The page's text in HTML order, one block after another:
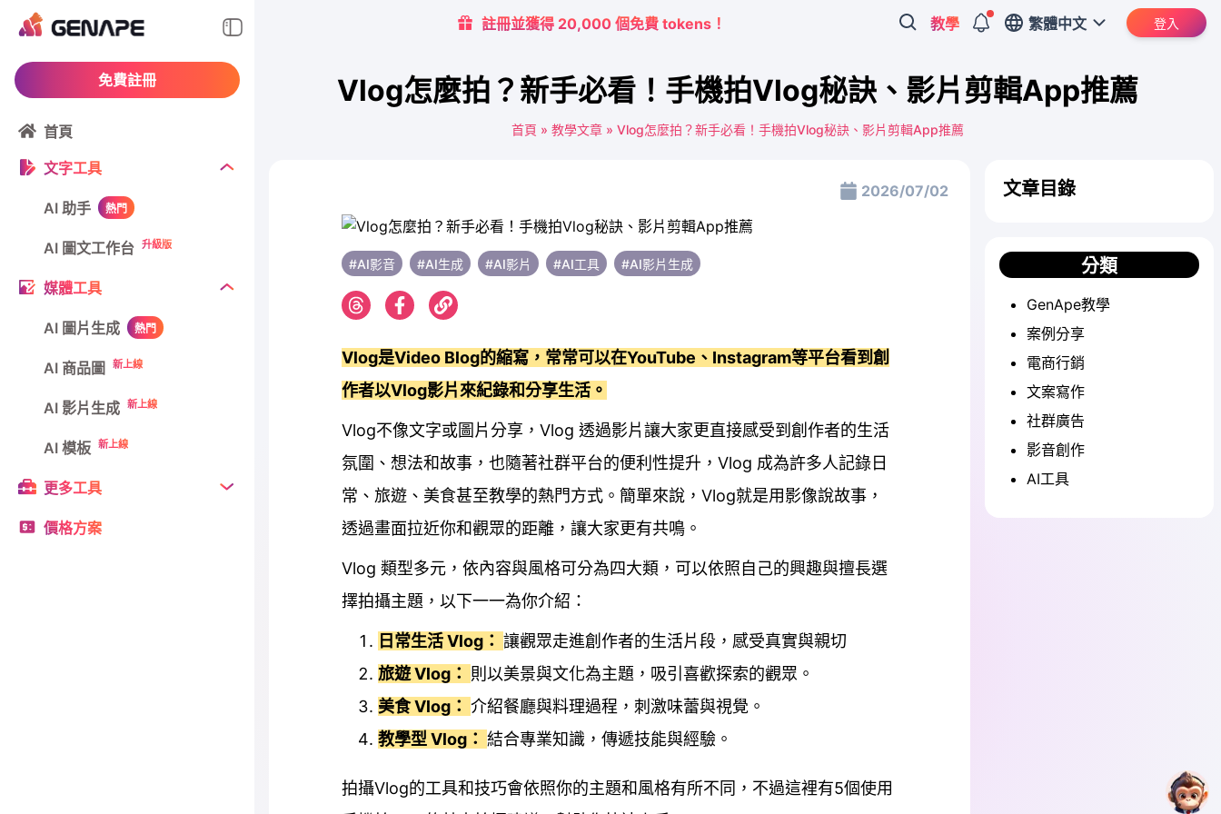
免費註冊
首頁
文字工具
AI 助手 熱門
AI 圖文工作台 升級版
媒體工具
AI 圖片生成 熱門
AI 商品圖 新上線
AI 影片生成 新上線
AI 模板 新上線
更多工具
價格方案
註冊並獲得 20,000 個免費 tokens！ 教學 繁體中文 登入
Vlog怎麼拍？新手必看！手機拍Vlog秘訣、影片剪輯App推薦
首頁 » 教學文章 » Vlog怎麼拍？新手必看！手機拍Vlog秘訣、影片剪輯App推薦
2026/07/02
#AI影音 #AI生成 #AI影片 #AI工具 #AI影片生成
Vlog是Video Blog的縮寫，常常可以在YouTube、Instagram等平台看到創
作者以Vlog影片來紀錄和分享生活。
Vlog不像文字或圖片分享，Vlog 透過影片讓大家更直接感受到創作者的生活
氛圍、想法和故事，也隨著社群平台的便利性提升，Vlog 成為許多人記錄日
常、旅遊、美食甚至教學的熱門方式。簡單來說，Vlog就是用影像說故事，
透過畫面拉近你和觀眾的距離，讓大家更有共鳴。
Vlog 類型多元，依內容與風格可分為四大類，可以依照自己的興趣與擅長選
擇拍攝主題，以下一一為你介紹：
日常生活 Vlog： 讓觀眾走進創作者的生活片段，感受真實與親切
旅遊 Vlog： 則以美景與文化為主題，吸引喜歡探索的觀眾。
美食 Vlog： 介紹餐廳與料理過程，刺激味蕾與視覺。
教學型 Vlog： 結合專業知識，傳遞技能與經驗。
拍攝Vlog的工具和技巧會依照你的主題和風格有所不同，不過這裡有5個使用
文章目錄
分類
GenApe教學
案例分享
電商行銷
文案寫作
社群廣告
影音創作
AI工具